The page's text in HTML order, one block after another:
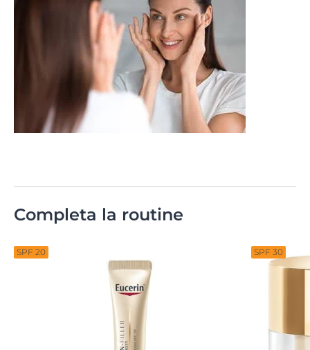
Completa la routine
SPF 20 SPF 30